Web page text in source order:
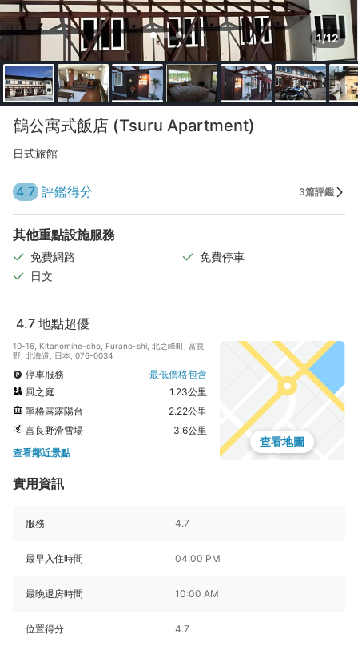
1/12
鶴公寓式飯店 (Tsuru Apartment)
日式旅館
4.7 評鑑得分 3篇評鑑
其他重點設施服務
免費網路
免費停車
日文
4.7 地點超優
10-16, Kitanomine-cho, Furano-shi, 北之峰町, 富良
野, 北海道, 日本, 076-0034
停車服務
最低價格包含
風之庭
1.23公里
寧格露露陽台
2.22公里
富良野滑雪場
3.6公里
查看鄰近景點
查看地圖
實用資訊
服務 4.7
最早入住時間 04:00 PM
最晚退房時間 10:00 AM
位置得分 4.7